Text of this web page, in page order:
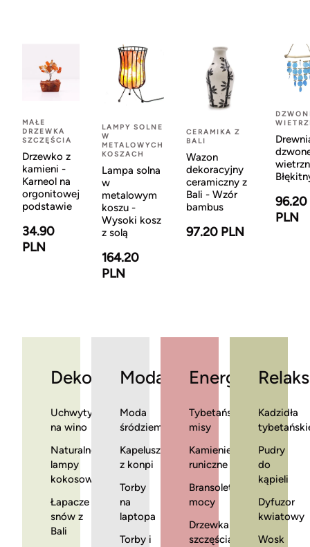
MAŁE
DRZEWKA
SZCZĘŚCIA
Drzewko z
kamieni -
Karneol na
orgonitowej
podstawie
34.90
PLN
LAMPY SOLNE
W
METALOWYCH
KOSZACH
Lampa solna
w
metalowym
koszu -
Wysoki kosz
z solą
164.20
PLN
CERAMIKA Z
BALI
Wazon
dekoracyjny
ceramiczny z
Bali - Wzór
bambus
97.20 PLN
96.20
PLN
Dekoracje
Uchwyty
na wino
Naturalne
lampy
kokosowe
Łapacze
snów z
Bali
Moda
Moda
śródziemnomorska
Kapelusze
z konpi
Torby
na
laptopa
Torby i
Energia
Tybetańskie
misy
Kamienie
runiczne
Bransoletki
mocy
Drzewka
szczęścia
Relaks
Kadzidła
Pudry
do
kąpieli
Dyfuzor
kwiatowy
Wosk